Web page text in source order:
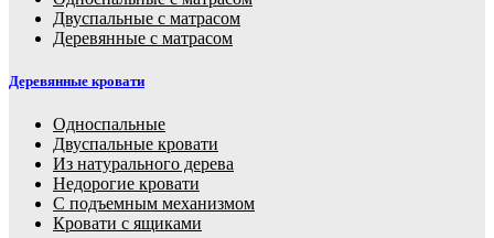
Двуспальные с матрасом
Деревянные с матрасом
Деревянные кровати
Односпальные
Двуспальные кровати
Из натурального дерева
Недорогие кровати
С подъемным механизмом
Кровати с ящиками